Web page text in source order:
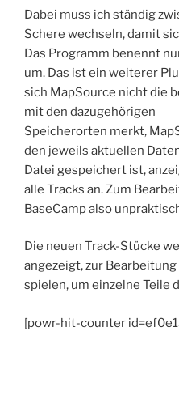
Dabei muss ich ständig
Schere wechseln, damit
Das Programm benennt
um. Das ist ein weiterer
sich MapSource nicht die
mit den dazugehörigen
Speicherorten merkt,
den jeweils aktuellen
Datei gespeichert ist,
alle Tracks an. Zum
BaseCamp also
Die neuen Track-Stücke
angezeigt, zur
spielen, um einzelne Teile
[powr-hit-counter